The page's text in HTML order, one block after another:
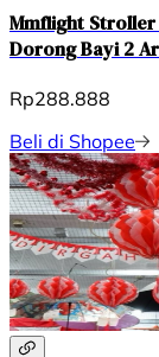
Mmflight
Dorong Bayi 2
Rp288.888
Beli di Shopee